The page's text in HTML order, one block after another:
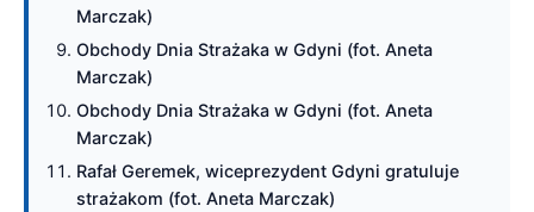
Marczak)
Obchody Dnia Strażaka w Gdyni (fot. Aneta
Marczak)
Obchody Dnia Strażaka w Gdyni (fot. Aneta
Marczak)
Rafał Geremek, wiceprezydent Gdyni gratuluje
strażakom (fot. Aneta Marczak)